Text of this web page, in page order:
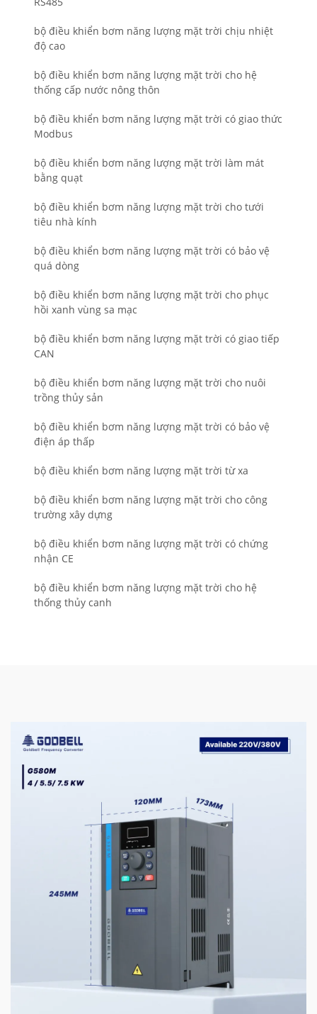
bộ điều khiển bơm năng lượng mặt trời chịu nhiệt
độ cao
bộ điều khiển bơm năng lượng mặt trời cho hệ
thống cấp nước nông thôn
bộ điều khiển bơm năng lượng mặt trời có giao thức
Modbus
bộ điều khiển bơm năng lượng mặt trời làm mát
bằng quạt
bộ điều khiển bơm năng lượng mặt trời cho tưới
tiêu nhà kính
bộ điều khiển bơm năng lượng mặt trời có bảo vệ
quá dòng
bộ điều khiển bơm năng lượng mặt trời cho phục
hồi xanh vùng sa mạc
bộ điều khiển bơm năng lượng mặt trời có giao tiếp
CAN
bộ điều khiển bơm năng lượng mặt trời cho nuôi
trồng thủy sản
bộ điều khiển bơm năng lượng mặt trời có bảo vệ
điện áp thấp
bộ điều khiển bơm năng lượng mặt trời từ xa
bộ điều khiển bơm năng lượng mặt trời cho công
trường xây dựng
bộ điều khiển bơm năng lượng mặt trời có chứng
nhận CE
bộ điều khiển bơm năng lượng mặt trời cho hệ
thống thủy canh